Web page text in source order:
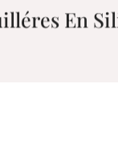
En